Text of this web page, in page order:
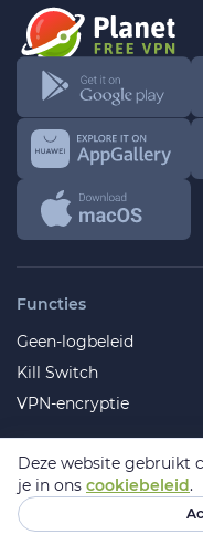
Android
Samsung
Functies
Geen-logbeleid
Kill Switch
VPN-encryptie
Deze website gebruikt
je in ons cookiebeleid.